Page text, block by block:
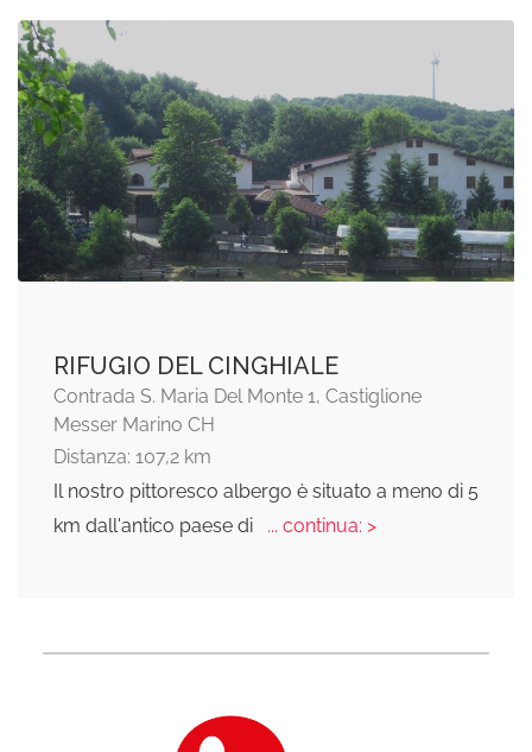
RIFUGIO DEL CINGHIALE
Contrada S. Maria Del Monte 1, Castiglione
Messer Marino CH
Distanza: 107,2 km
Il nostro pittoresco albergo è situato a meno di 5
km dall'antico paese di
... continua: >